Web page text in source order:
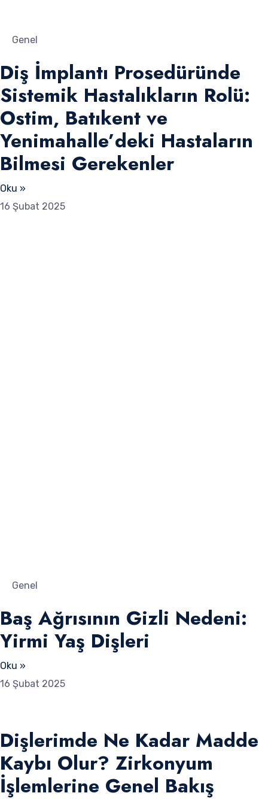
Genel
Diş İmplantı Prosedüründe
Sistemik Hastalıkların Rolü:
Ostim, Batıkent ve
Yenimahalle’deki Hastaların
Bilmesi Gerekenler
Oku »
16 Şubat 2025
Genel
Baş Ağrısının Gizli Nedeni:
Yirmi Yaş Dişleri
Oku »
16 Şubat 2025
Dişlerimde Ne Kadar Madde
Kaybı Olur? Zirkonyum
İşlemlerine Genel Bakış